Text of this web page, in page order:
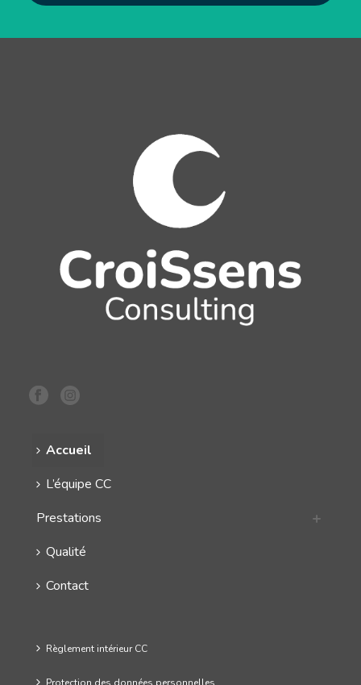
Accueil
L’équipe CC
Prestations
Qualité
Contact
Règlement intérieur CC
Protection des données personnelles